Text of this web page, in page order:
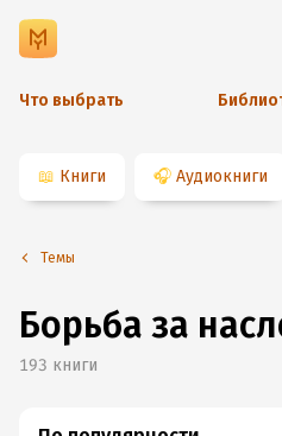
Что выбрать
📖 Книги 🎧 Аудиокниги
Темы
Борьба за
193 книги